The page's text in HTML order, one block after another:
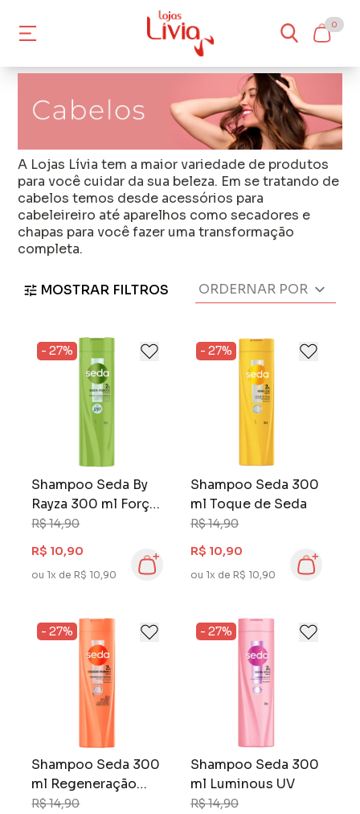
0
A Lojas Lívia tem a maior variedade de produtos
para você cuidar da sua beleza. Em se tratando de
cabelos temos desde acessórios para
cabeleireiro até aparelhos como secadores e
chapas para você fazer uma transformação
completa.
MOSTRAR FILTROS
Shampoo Seda By
Rayza 300 ml Força
& Crescimento
R$ 14,90
R$ 10,90
ou 1x de R$ 10,90
- 27%
Shampoo Seda 300
ml Toque de Seda
R$ 14,90
R$ 10,90
ou 1x de R$ 10,90
- 27%
Shampoo Seda 300
ml Regeneração
Intensa
R$ 14,90
- 27%
Shampoo Seda 300
ml Luminous UV
R$ 14,90
- 27%